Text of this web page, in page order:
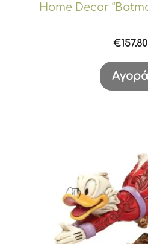
Home Decor
€157.80